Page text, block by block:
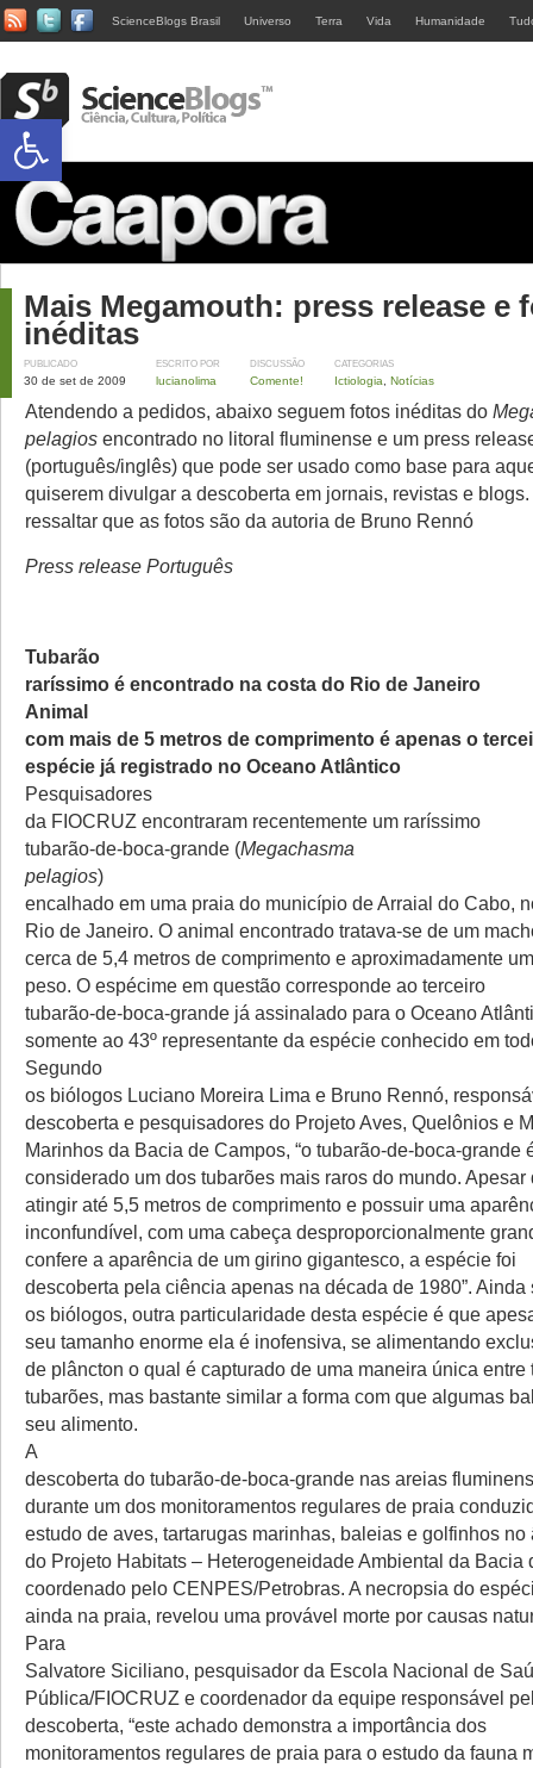
ScienceBlogs Brasil Universo Terra Vida Humanidade
Mais Megamouth: press release e
inéditas
PUBLICADO
30 de set de 2009
ESCRITO POR
lucianolima
DISCUSSÃO
Comente!
CATEGORIAS
Ictiologia Notícias
Atendendo a pedidos, abaixo seguem fotos inéditas do
pelagios encontrado no litoral fluminense e um press
(português/inglês) que pode ser usado como base para
quiserem divulgar a descoberta em jornais, revistas e
ressaltar que as fotos são da autoria de Bruno Rennó
Press release Português
Tubarão
raríssimo é encontrado na costa do Rio de Janeiro
Animal
com mais de 5 metros de comprimento é apenas o
espécie já registrado no Oceano Atlântico
Pesquisadores
da FIOCRUZ encontraram recentemente um raríssimo
tubarão-de-boca-grande (Megachasma
pelagios)
encalhado em uma praia do município de Arraial do Cabo,
Rio de Janeiro. O animal encontrado tratava-se de um
cerca de 5,4 metros de comprimento e aproximadamente
peso. O espécime em questão corresponde ao terceiro
tubarão-de-boca-grande já assinalado para o Oceano
somente ao 43º representante da espécie conhecido em
Segundo
os biólogos Luciano Moreira Lima e Bruno Rennó,
descoberta e pesquisadores do Projeto Aves, Quelônios e
Marinhos da Bacia de Campos, “o tubarão-de-boca-grande
considerado um dos tubarões mais raros do mundo. Apesar
atingir até 5,5 metros de comprimento e possuir uma
inconfundível, com uma cabeça desproporcionalmente
confere a aparência de um girino gigantesco, a espécie foi
descoberta pela ciência apenas na década de 1980”. Ainda
os biólogos, outra particularidade desta espécie é que
seu tamanho enorme ela é inofensiva, se alimentando
de plâncton o qual é capturado de uma maneira única entre
tubarões, mas bastante similar a forma com que algumas
seu alimento.
A
descoberta do tubarão-de-boca-grande nas areias
durante um dos monitoramentos regulares de praia
estudo de aves, tartarugas marinhas, baleias e golfinhos no
do Projeto Habitats – Heterogeneidade Ambiental da Bacia
coordenado pelo CENPES/Petrobras. A necropsia do
ainda na praia, revelou uma provável morte por causas
Para
Salvatore Siciliano, pesquisador da Escola Nacional de
Pública/FIOCRUZ e coordenador da equipe responsável
descoberta, “este achado demonstra a importância dos
monitoramentos regulares de praia para o estudo da fauna
Abrir a barra de ferramentas